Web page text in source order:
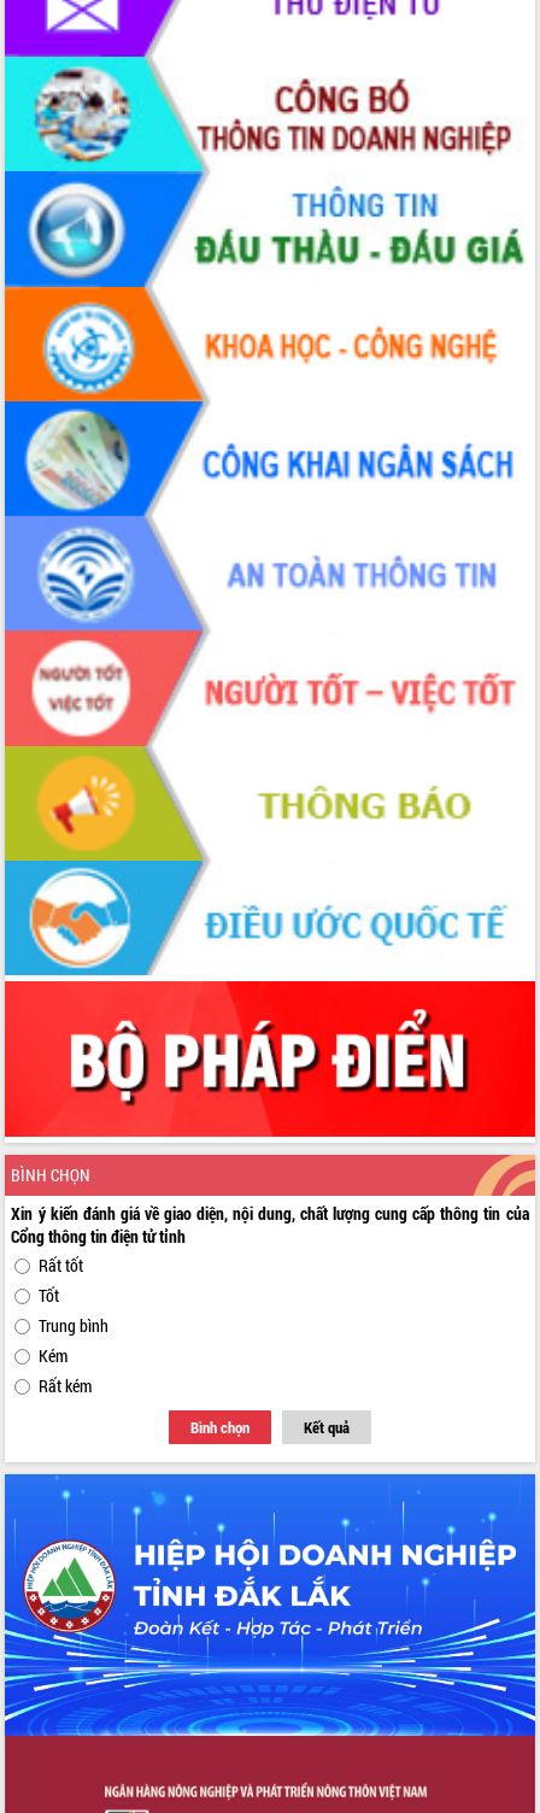
BÌNH CHỌN
Xin ý kiến đánh giá về giao diện, nội dung, chất lượng cung cấp thông tin của
Cổng thông tin điện tử tỉnh
Rất tốt
Tốt
Trung bình
Kém
Rất kém
Bình chọn Kết quả